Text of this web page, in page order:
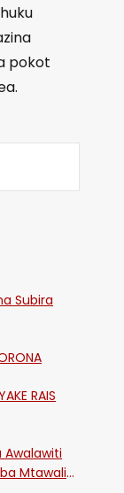
pokot
Subira
Awalawiti
Mtawalia